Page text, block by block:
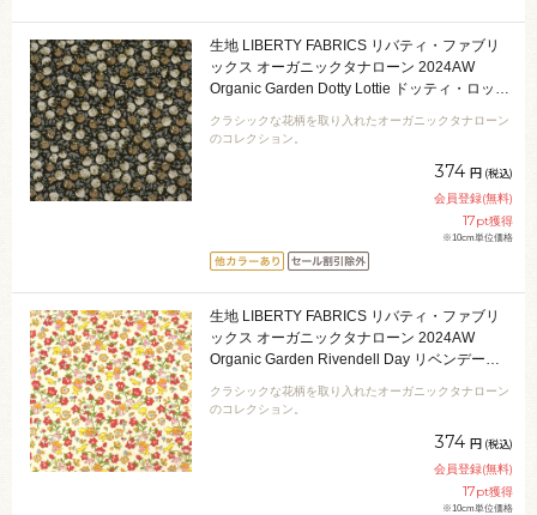
生地 LIBERTY FABRICS リバティ・ファブリ
ックス オーガニックタナローン 2024AW
Organic Garden Dotty Lottie ドッティ・ロッテ
クラシックな花柄を取り入れたオーガニックタナローン
のコレクション。
374 円 (税込)
会員登録(無料)
17pt獲得
※10cm単位価格
生地 LIBERTY FABRICS リバティ・ファブリ
ックス オーガニックタナローン 2024AW
Organic Garden Rivendell Day リベンデー
09Ac03j
クラシックな花柄を取り入れたオーガニックタナローン
のコレクション。
374 円 (税込)
会員登録(無料)
17pt獲得
※10cm単位価格